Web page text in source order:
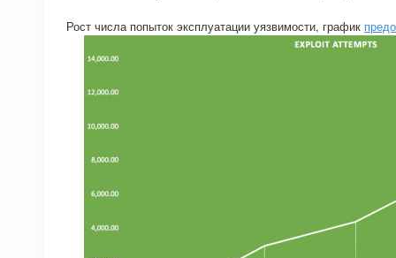
Рост числа попыток эксплуатации уязвимости, график